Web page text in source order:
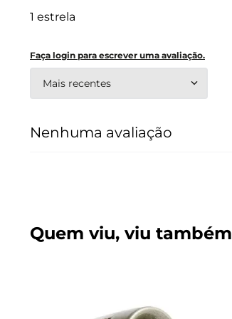
1 estrela
Faça login para escrever uma avaliação.
Mais recentes
Nenhuma avaliação
Quem viu, viu também